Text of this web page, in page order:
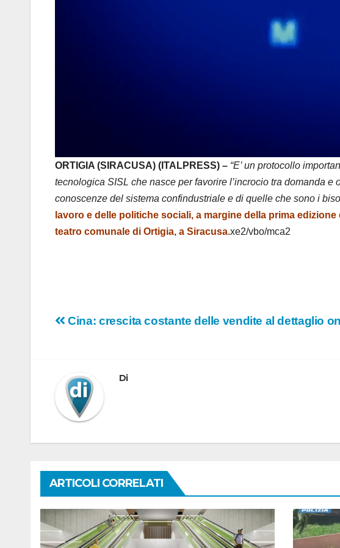
ORTIGIA (SIRACUSA) (ITALPRESS) – “E’ un protocollo
tecnologica SISL che nasce per favorire l’incrocio tra domanda
conoscenze del sistema confindustriale e di quelle che sono i
lavoro e delle politiche sociali, a margine della prima
teatro comunale di Ortigia, a Siracusa.xe2/vbo/mca2
Navigazione
Cina: crescita costante delle vendite al dettaglio
Di
ARTICOLI CORRELATI